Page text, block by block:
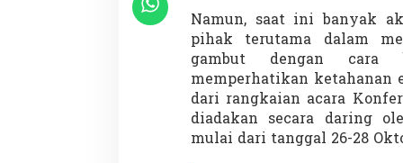
a
m
a
t
k
a
n
G
Namun, saat ini banyak
pihak terutama dalam
gambut dengan cara
memperhatikan
dari rangkaian acara
diadakan secara daring
mulai dari tanggal 26-28